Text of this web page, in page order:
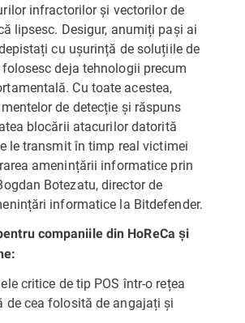
infractorilor și vectorilor de
lipsesc. Desigur, anumiți pași ai
cu ușurință de soluțiile de
deja tehnologii precum
Cu toate acestea,
de detecție și răspuns
blocării atacurilor datorită
le transmit în timp real victimei
amenințării informatice prin
Botezatu, director de
informatice la Bitdefender.
companiile din HoReCa și
critice de tip POS într-o rețea
de cea folosită de angajați și